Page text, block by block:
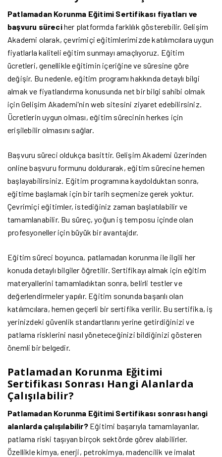
Patlamadan Korunma Eğitimi Sertifikası fiyatları ve
başvuru süreciher platformda farklılık gösterebilir. Gelişim
Akademi olarak, çevrimiçi eğitimlerimizde katılımcılara uygun
fiyatlarla kaliteli eğitim sunmayı amaçlıyoruz. Eğitim
ücretleri, genellikle eğitimin içeriğine ve süresine göre
değişir. Bu nedenle, eğitim programı hakkında detaylı bilgi
almak ve fiyatlandırma konusunda net bir bilgi sahibi olmak
için Gelişim Akademi’nin web sitesini ziyaret edebilirsiniz.
Ücretlerin uygun olması, eğitim sürecinin herkes için
erişilebilir olmasını sağlar.
Başvuru süreci oldukça basittir. Gelişim Akademi üzerinden
online başvuru formunu doldurarak, eğitim sürecine hemen
başlayabilirsiniz. Eğitim programına kaydolduktan sonra,
eğitime başlamak için bir tarih seçmenize gerek yoktur.
Çevrimiçi eğitimler, istediğiniz zaman başlatılabilir ve
tamamlanabilir. Bu süreç, yoğun iş temposu içinde olan
profesyoneller için büyük bir avantajdır.
Eğitim süreci boyunca, patlamadan korunma ile ilgili her
konuda detaylı bilgiler öğretilir. Sertifikayı almak için eğitim
materyallerini tamamladıktan sonra, belirli testler ve
değerlendirmeler yapılır. Eğitim sonunda başarılı olan
katılımcılara, hemen geçerli bir sertifika verilir. Bu sertifika, iş
yerinizdeki güvenlik standartlarını yerine getirdiğinizi ve
patlama risklerini nasıl yöneteceğinizi bildiğinizi gösteren
önemli bir belgedir.
Patlamadan Korunma Eğitimi
Sertifikası Sonrası Hangi Alanlarda
Çalışılabilir?
Patlamadan Korunma Eğitimi Sertifikası sonrası hangi
alanlarda çalışılabilir?Eğitimi başarıyla tamamlayanlar,
patlama riski taşıyan birçok sektörde görev alabilirler.
Özellikle kimya, enerji, petrokimya, madencilik ve imalat